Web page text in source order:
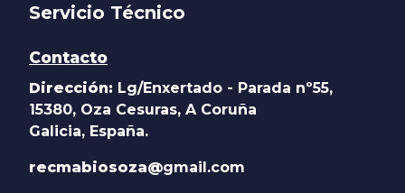
Servicio Técnico
Contacto
Dirección: Lg/Enxertado - Parada nº55,
15380, Oza Cesuras, A Coruña
Galicia, España.
recmabiosoza@gmail.com